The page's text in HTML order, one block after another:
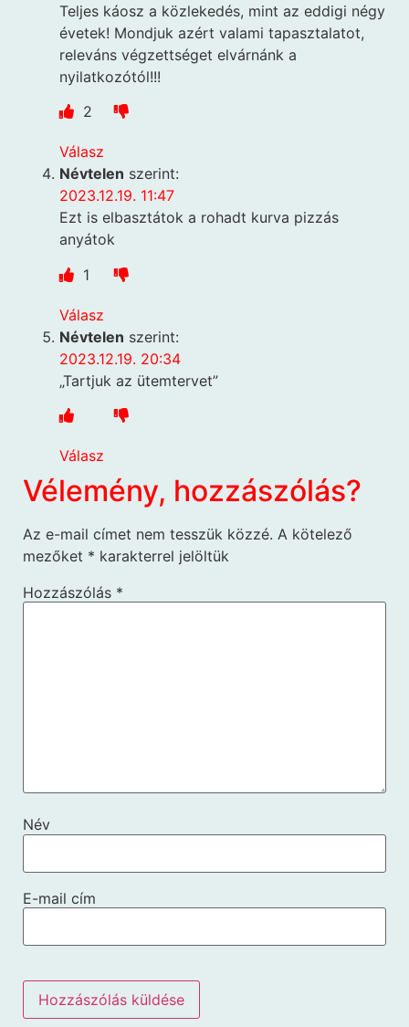
Teljes káosz a közlekedés, mint az eddigi négy
évetek! Mondjuk azért valami tapasztalatot,
releváns végzettséget elvárnánk a
nyilatkozótól!!!
2
Válasz
Névtelen szerint:
2023.12.19. 11:47
Ezt is elbasztátok a rohadt kurva pizzás
anyátok
1
Válasz
Névtelen szerint:
2023.12.19. 20:34
„Tartjuk az ütemtervet”
Válasz
Vélemény, hozzászólás?
Az e-mail címet nem tesszük közzé. A kötelező
mezőket * karakterrel jelöltük
Hozzászólás *
Név
E-mail cím